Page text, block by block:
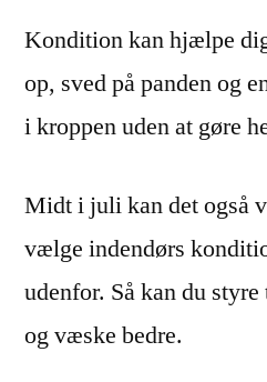
Kondition kan hjælpe
op, sved på panden og
i kroppen uden at gøre
Midt i juli kan det også
vælge indendørs
udenfor. Så kan du
og væske bedre.